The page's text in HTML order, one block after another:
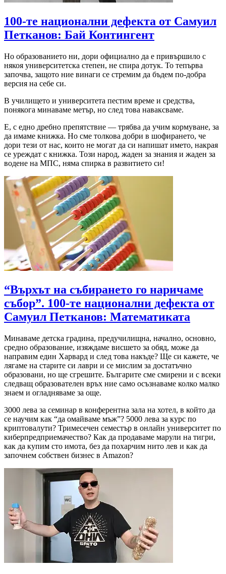
100-те национални дефекта от Самуил
Петканов: Бай Контингент
Но образованието ни, дори официално да е привършило с
някоя университетска степен, не спира дотук. То тепърва
започва, защото ние винаги се стремим да бъдем по-добра
версия на себе си.
В училището и университета пестим време и средства,
понякога минаваме метър, но след това наваксваме.
Е, с едно дребно препятствие — трябва да учим кормуване, за
да имаме книжка. Но сме толкова добри в шофирането, че
дори тези от нас, които не могат да си напишат името, накрая
се уреждат с книжка. Този народ, жаден за знания и жаден за
водене на МПС, няма спирка в развитието си!
“Върхът на събирането го наричаме
събор”. 100-те национални дефекта от
Самуил Петканов: Математиката
Минаваме детска градина, предучилищна, начално, основно,
средно образование, изяждаме висшето за обяд, може да
направим един Харвард и след това накъде? Ще си кажете, че
лягаме на старите си лаври и се мислим за достатъчно
образовани, но ще сгрешите. Българите сме смирени и с всеки
следващ образователен връх ние само осъзнаваме колко малко
знаем и огладняваме за още.
3000 лева за семинар в конферентна зала на хотел, в който да
се научим как “да омайваме мъж”? 5000 лева за курс по
криптовалути? Тримесечен семестър в онлайн университет по
киберпредприемачество? Как да продаваме марули на тигри,
как да купим сто имота, без да похарчим нито лев и как да
започнем собствен бизнес в Amazon?